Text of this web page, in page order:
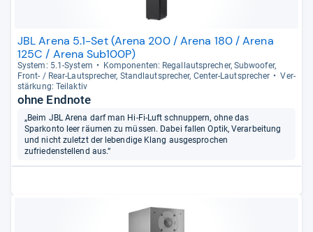
JBL Arena 5.1-Set (Arena 200 / Arena 180 / Arena
125C / Arena Sub100P)
Sys­tem: 5.1-​Sys­tem
Kom­po­nen­ten: Regal­laut­spre­cher, Sub­woofer,
Front-​ / Rear-​Laut­spre­cher, Stand­laut­spre­cher, Cen­ter-​Laut­spre­cher
Ver­
stär­kung: Teilak­tiv
ohne Endnote
„Beim JBL Arena darf man Hi-Fi-Luft schnuppern, ohne das
Sparkonto leer räumen zu müssen. Dabei fallen Optik, Verarbeitung
und nicht zuletzt der lebendige Klang ausgesprochen
zufriedenstellend aus.“